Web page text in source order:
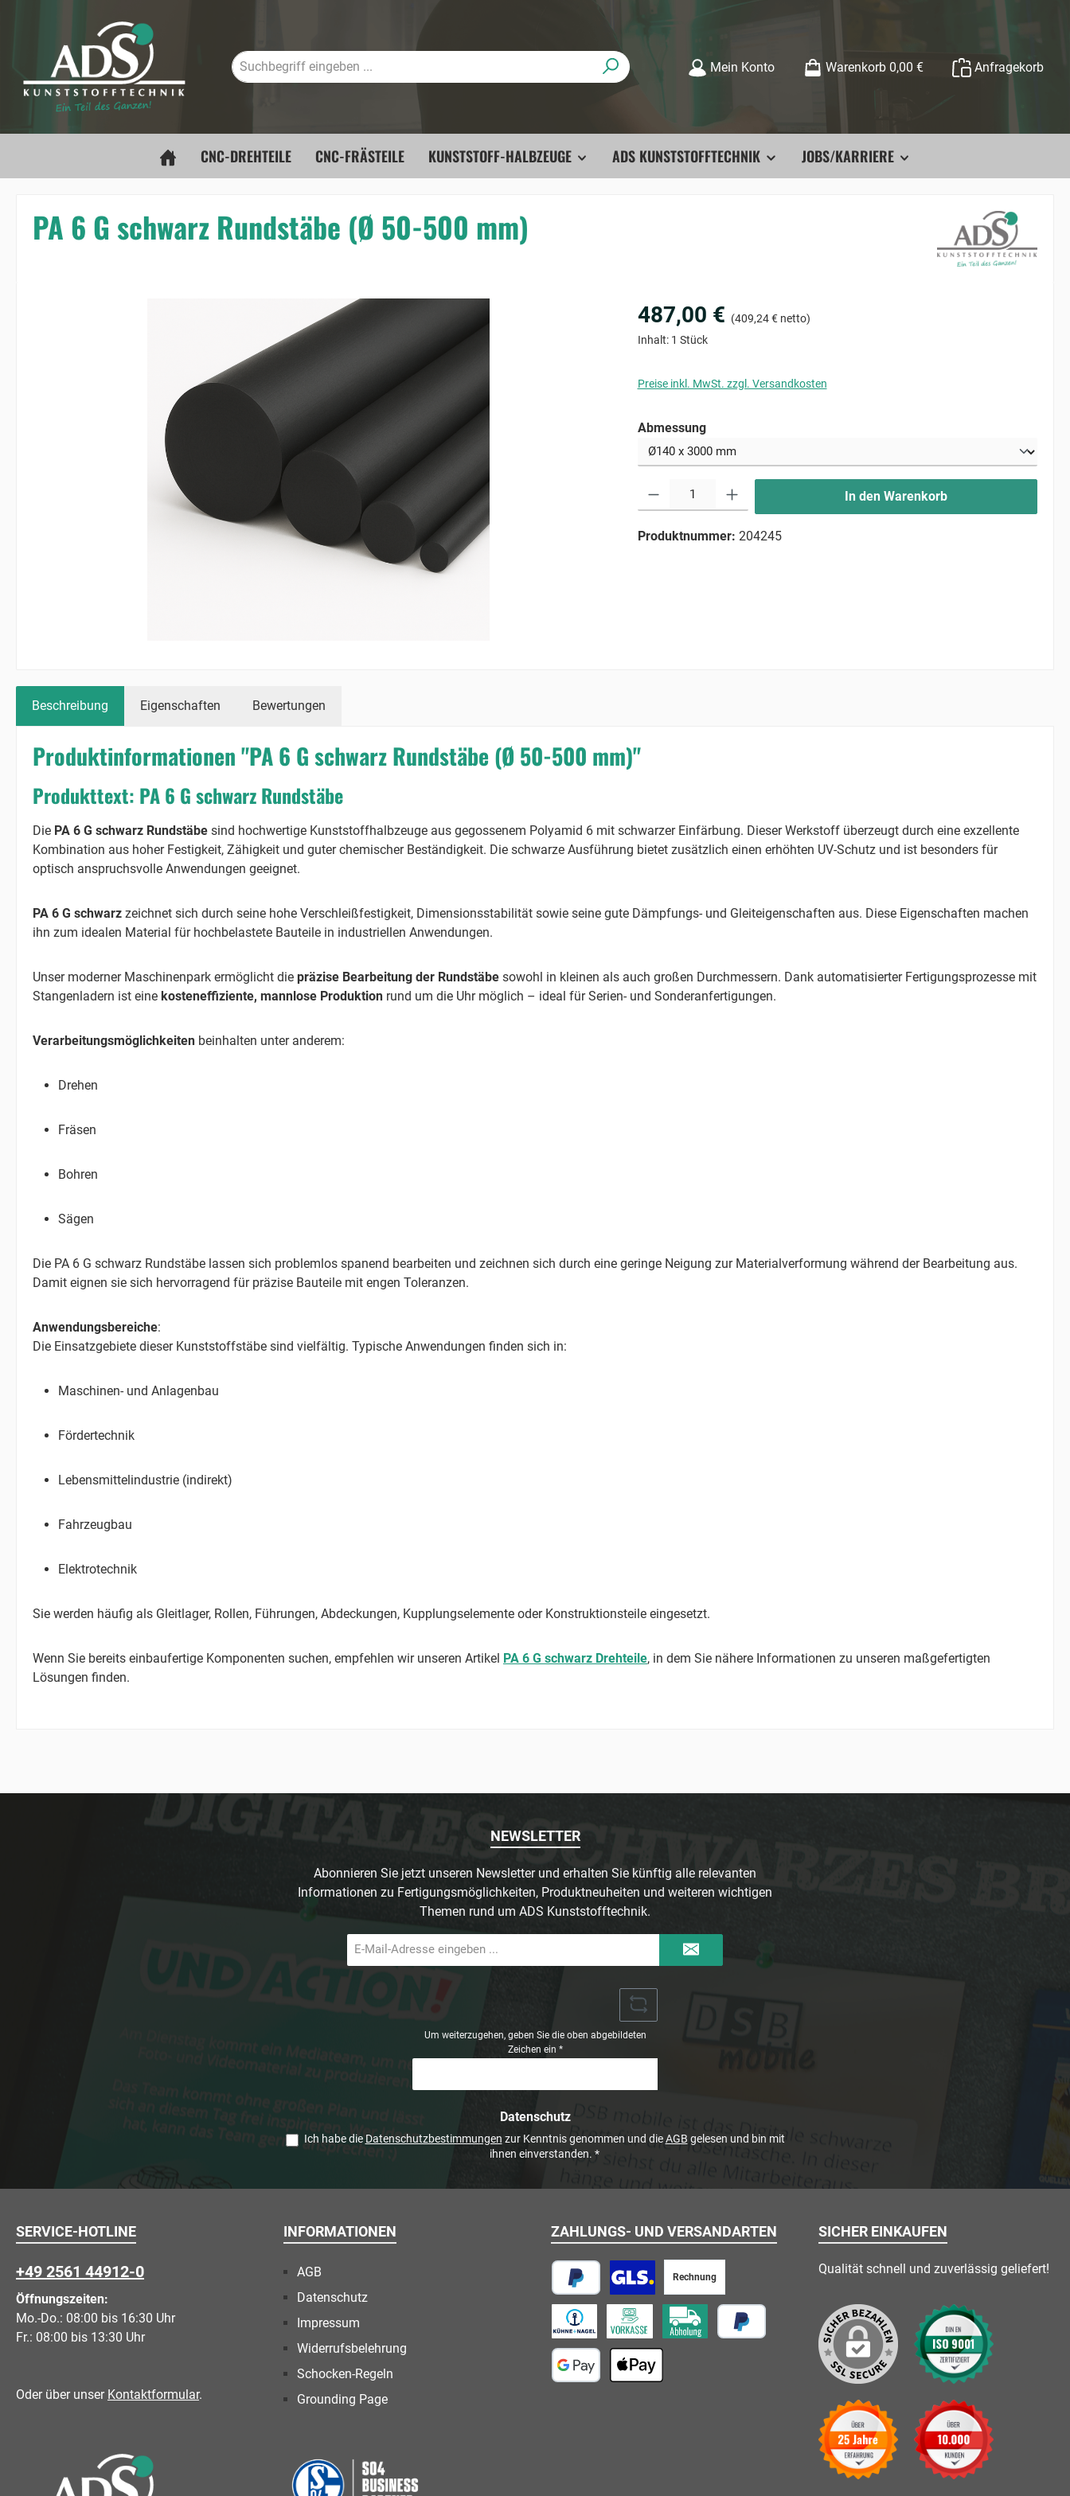
Zur Hauptnavigation springen
Mein Konto Warenkorb 0,00 € Anfragekorb
CNC-DREHTEILE CNC-FRÄSTEILE KUNSTSTOFF-HALBZEUGE ADS KUNSTSTOFFTECHNIK JOBS/KARRIERE
PA 6 G schwarz Rundstäbe (Ø 50-500 mm)
487,00 € (409,24 € netto)
Inhalt: 1 Stück
Preise inkl. MwSt. zzgl. Versandkosten
Abmessungauswählen
In den Warenkorb
Produktnummer: 204245
Beschreibung Eigenschaften Bewertungen
Produktinformationen "PA 6 G schwarz Rundstäbe (Ø 50-500 mm)"
Produkttext: PA 6 G schwarz Rundstäbe
Die PA 6 G schwarz Rundstäbe sind hochwertige Kunststoffhalbzeuge aus gegossenem Polyamid 6 mit schwarzer Einfärbung. Dieser Werkstoff überzeugt durch eine exzellente
Kombination aus hoher Festigkeit, Zähigkeit und guter chemischer Beständigkeit. Die schwarze Ausführung bietet zusätzlich einen erhöhten UV-Schutz und ist besonders für
optisch anspruchsvolle Anwendungen geeignet.
PA 6 G schwarz zeichnet sich durch seine hohe Verschleißfestigkeit, Dimensionsstabilität sowie seine gute Dämpfungs- und Gleiteigenschaften aus. Diese Eigenschaften machen
ihn zum idealen Material für hochbelastete Bauteile in industriellen Anwendungen.
Unser moderner Maschinenpark ermöglicht die präzise Bearbeitung der Rundstäbe sowohl in kleinen als auch großen Durchmessern. Dank automatisierter Fertigungsprozesse mit
Stangenladern ist eine kosteneffiziente, mannlose Produktion rund um die Uhr möglich – ideal für Serien- und Sonderanfertigungen.
Verarbeitungsmöglichkeiten beinhalten unter anderem:
Drehen
Fräsen
Bohren
Sägen
Die PA 6 G schwarz Rundstäbe lassen sich problemlos spanend bearbeiten und zeichnen sich durch eine geringe Neigung zur Materialverformung während der Bearbeitung aus.
Damit eignen sie sich hervorragend für präzise Bauteile mit engen Toleranzen.
Anwendungsbereiche:
Die Einsatzgebiete dieser Kunststoffstäbe sind vielfältig. Typische Anwendungen finden sich in:
Maschinen- und Anlagenbau
Fördertechnik
Lebensmittelindustrie (indirekt)
Fahrzeugbau
Elektrotechnik
Sie werden häufig als Gleitlager, Rollen, Führungen, Abdeckungen, Kupplungselemente oder Konstruktionsteile eingesetzt.
Wenn Sie bereits einbaufertige Komponenten suchen, empfehlen wir unseren Artikel PA 6 G schwarz Drehteile, in dem Sie nähere Informationen zu unseren maßgefertigten
Lösungen finden.
NEWSLETTER
Abonnieren Sie jetzt unseren Newsletter und erhalten Sie künftig alle relevanten
Informationen zu Fertigungsmöglichkeiten, Produktneuheiten und weiteren wichtigen
Themen rund um ADS Kunststofftechnik.
Mail-
Adresse
Um weiterzugehen, geben Sie die oben abgebildeten
Zeichen ein *
Datenschutz
Ich habe die Datenschutzbestimmungen zur Kenntnis genommen und dieAGB gelesen und bin mit
ihnen einverstanden. *
SERVICE-HOTLINE
+49 2561 44912-0
Öffnungszeiten:
Mo.-Do.: 08:00 bis 16:30 Uhr
Fr.: 08:00 bis 13:30 Uhr
Oder über unser Kontaktformular.
INFORMATIONEN
AGB
Datenschutz
Impressum
Widerrufsbelehrung
Schocken-Regeln
Grounding Page
ZAHLUNGS- UND VERSANDARTEN
PayPal
Rechnung
Vorkasse
Paketversand
Speditionsversand Abholung vor Ort
SICHER EINKAUFEN
Qualität schnell und zuverlässig geliefert!